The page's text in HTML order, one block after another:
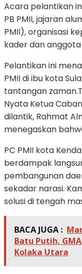
Acara pelantikan
PB PMII, jajaran
PMII), organisasi
kader dan
Pelantikan ini
PMII di ibu kota
tantangan
Nyata Ketua
dilantik, Rahmat
menegaskan
PC PMII kota
berdampak
pembangunan
sekadar narasi.
solusi di tengah
BACA JUGA :
Batu Putih,
Kolaka Utara